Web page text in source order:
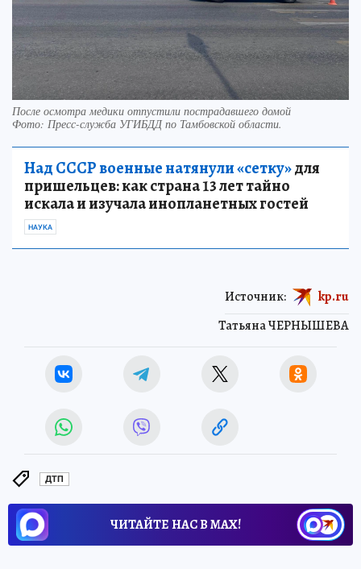
После осмотра медики отпустили пострадавшего домой
Фото: Пресс-служба УГИБДД по Тамбовской области.
Над СССР военные натянули «сетку»для
пришельцев: как страна 13 лет тайно
искала и изучала инопланетных гостей
НАУКА
Татьяна ЧЕРНЫШЕВА
Источник: kp.ru
ДТП
ЧИТАЙТЕ НАС В МАХ!